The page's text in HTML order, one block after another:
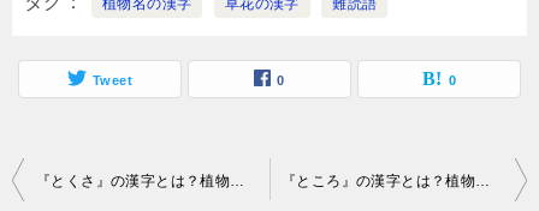
植物名の漢字 草花の漢字 難読語
Tweet 0 0
投
『とくさ』の漢字とは？植物名,樹木,草花,作物の難読語 『ところ』の漢字とは？植物名,樹木,草花,作物の難読語